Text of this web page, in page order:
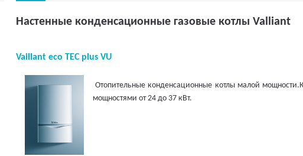
Настенные конденсационные газовые котлы Valliant
Vaillant eco TEC plus VU
Отопительные конденсационные котлы малой
мощностями от 24 до 37 кВт.